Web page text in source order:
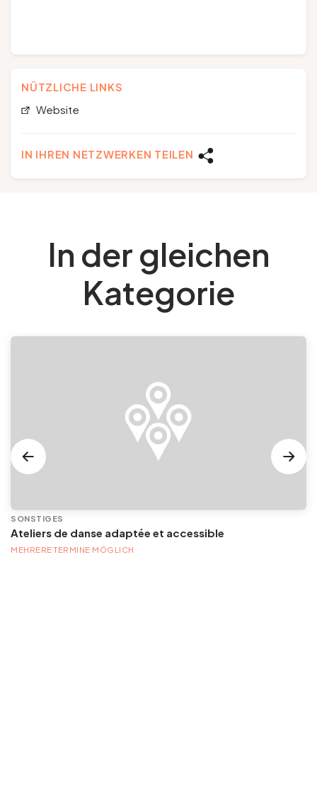
NÜTZLICHE LINKS
Website
IN IHREN NETZWERKEN TEILEN
In der gleichen
Kategorie
SONSTIGES
Ateliers de danse adaptée et accessible
MEHRERE TERMINE MÖGLICH